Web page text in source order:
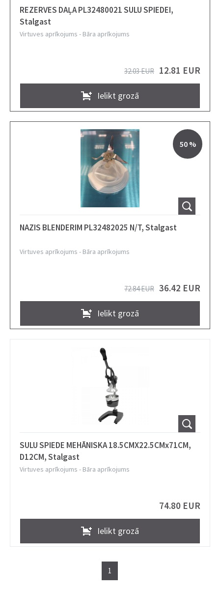
REZERVES DAĻA PL32480021 SULU SPIEDEI,
Stalgast
Virtuves aprīkojums - Bāra aprīkojums
12.81 EUR
32.03 EUR
Ielikt grozā
50 %
NAZIS BLENDERIM PL32482025 N/T, Stalgast
Virtuves aprīkojums - Bāra aprīkojums
36.42 EUR
72.84 EUR
Ielikt grozā
SULU SPIEDE MEHĀNISKA 18.5CMX22.5CMx71CM,
D12CM, Stalgast
Virtuves aprīkojums - Bāra aprīkojums
74.80 EUR
Ielikt grozā
1